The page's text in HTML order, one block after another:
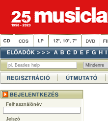
Felhasználónév
Jelszó